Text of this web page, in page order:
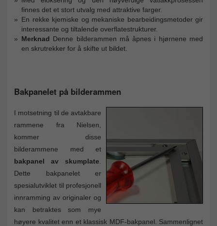
finnes det et stort utvalg med attraktive farger.
En rekke kjemiske og mekaniske bearbeidingsmetoder gir
interessante og tiltalende overflatestrukturer.
Merknad Denne bilderammen må åpnes i hjørnene med
en skrutrekker for å skifte ut bildet.
Bakpanelet på bilderammen
I motsetning til de avtakbare
rammene fra Nielsen,
kommer disse
bilderammene med et
bakpanel av skumplate
Dette bakpanelet er
spesialutviklet til profesjonell
innramming av originaler og
kan betraktes som mye
høyere kvalitet enn et klassisk MDF-bakpanel. Sammenlignet